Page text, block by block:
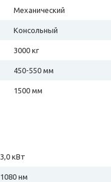
Механический
Консольный
3000 кг
450-550 мм
1500 мм
3,0 кВт
1080 нм